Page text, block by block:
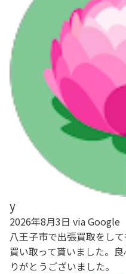
y
2026年8月3日 via Google
八王子市で出張買取をし
買い取って貰いました。
りがとうございました。